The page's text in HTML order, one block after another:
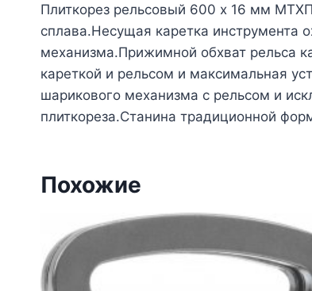
Плиткорез рельсовый 600 х 16 мм
сплава.Несущая каретка инструмента
механизма.Прижимной обхват рельса
кареткой и рельсом и максимальная
шарикового механизма с рельсом и
плиткореза.Станина традиционной
Похожие